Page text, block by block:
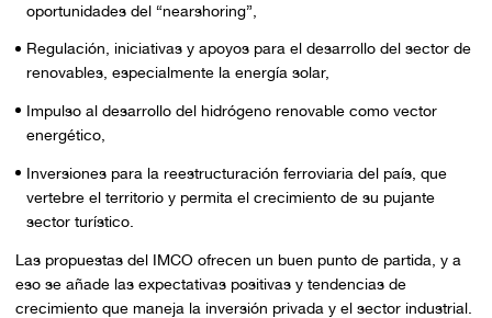
oportunidades del “nearshoring”,
Regulación, iniciativas y apoyos para el desarrollo del sector de
renovables, especialmente la energía solar,
Impulso al desarrollo del hidrógeno renovable como vector
energético,
Inversiones para la reestructuración ferroviaria del país, que
vertebre el territorio y permita el crecimiento de su pujante
sector turístico.
Las propuestas del IMCO ofrecen un buen punto de partida, y a
eso se añade las expectativas positivas y tendencias de
crecimiento que maneja la inversión privada y el sector industrial.